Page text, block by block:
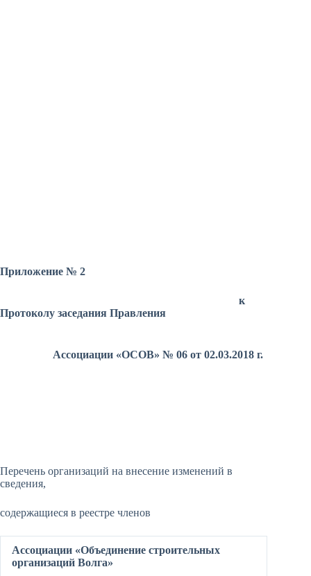
Приложение № 2
к
Протоколу заседания Правления
Ассоциации «ОСОВ» № 06 от 02.03.2018 г.
Перечень организаций на внесение изменений в
сведения,
содержащиеся в реестре членов
Ассоциации «Объединение строительных
организаций Волга»